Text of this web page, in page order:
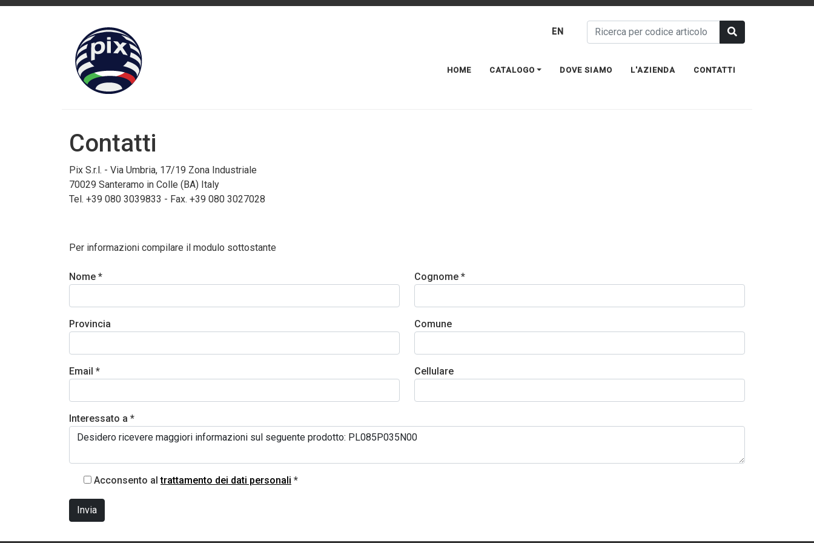
EN
HOME CATALOGO DOVE SIAMO L'AZIENDA CONTATTI
Contatti
Pix S.r.l. - Via Umbria, 17/19 Zona Industriale
70029 Santeramo in Colle (BA) Italy
Tel. +39 080 3039833 - Fax. +39 080 3027028
Per informazioni compilare il modulo sottostante
Nome * Cognome *
Provincia Comune
Email * Cellulare
Interessato a *
Acconsento altrattamento dei dati personali *
Invia